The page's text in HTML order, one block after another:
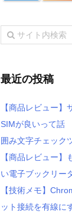
最近の投稿
【商品レビュー
SIMが良いって話
囲み文字チェック
【商品レビュー
い電子ブックリー
【技術メモ】
ット接続を有線に